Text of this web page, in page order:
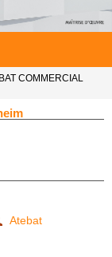
BAT COMMERCIAL
Atebat